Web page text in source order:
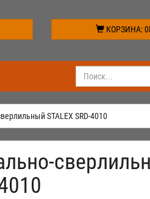
КОРЗИНА:
STALEX SRD-4010